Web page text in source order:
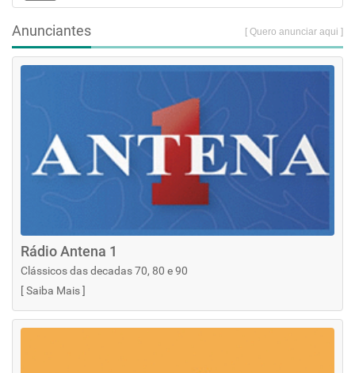
Anunciantes [ Quero anunciar aqui ]
Rádio Antena 1
Clássicos das decadas 70, 80 e 90
[Saiba Mais]